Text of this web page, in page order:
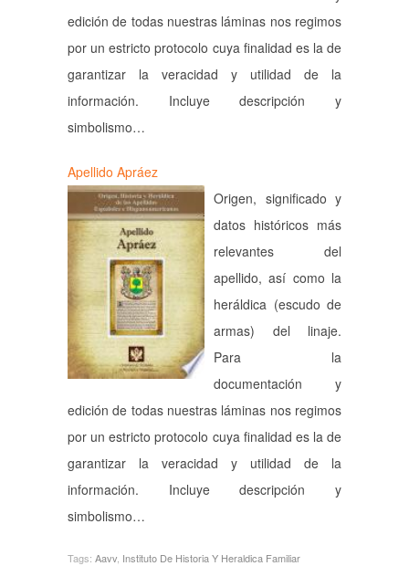
edición de todas nuestras láminas nos regimos
por un estricto protocolo cuya finalidad es la de
garantizar la veracidad y utilidad de la
información. Incluye descripción y
simbolismo…
Apellido Apráez
Origen, significado y
datos históricos más
relevantes del
apellido, así como la
heráldica (escudo de
armas) del linaje.
Para la
documentación y
edición de todas nuestras láminas nos regimos
por un estricto protocolo cuya finalidad es la de
garantizar la veracidad y utilidad de la
información. Incluye descripción y
simbolismo…
Tags: Aavv Instituto De Historia Y Heraldica Familiar